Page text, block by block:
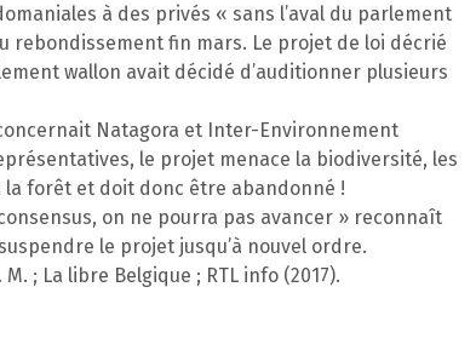
à des privés « sans l’aval du parlement
rebondissement fin mars. Le projet de loi décrié
wallon avait décidé d’auditionner plusieurs
Natagora et Inter-Environnement
le projet menace la biodiversité, les
la forêt et doit donc être abandonné !
on ne pourra pas avancer » reconnaît
le projet jusqu’à nouvel ordre.
; La libre Belgique ; RTL info (2017).